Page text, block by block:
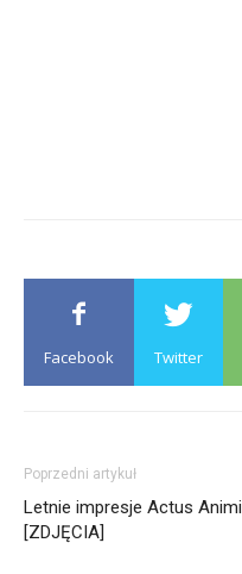
Facebook Twitter
Poprzedni artykuł
Letnie impresje Actus Animi
[ZDJĘCIA]